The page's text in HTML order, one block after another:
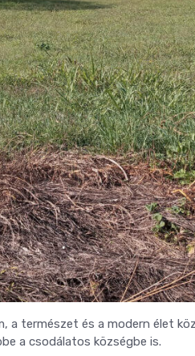
a természet és a modern élet
a csodálatos községbe is.